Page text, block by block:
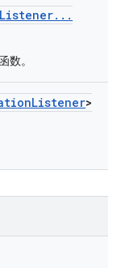
Listener. . .
数。
Listener>